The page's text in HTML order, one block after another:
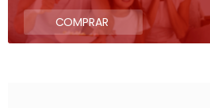
COMPRAR